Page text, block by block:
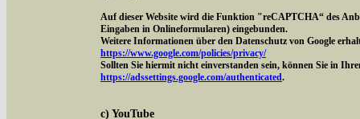
Auf dieser Website wird die Funktion "reCAPTCHA“ des
Eingaben in Onlineformularen) eingebunden.
Weitere Informationen über den Datenschutz von Google
https://www.google.com/policies/privacy/
Sollten Sie hiermit nicht einverstanden sein, können Sie in
https://adssettings.google.com/authenticated.
c) YouTube